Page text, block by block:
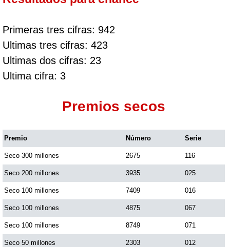
Primeras tres cifras: 942
Ultimas tres cifras: 423
Ultimas dos cifras: 23
Ultima cifra: 3
Premios secos
Premio Número Serie
Seco 300 millones 2675 116
Seco 200 millones 3935 025
Seco 100 millones 7409 016
Seco 100 millones 4875 067
Seco 100 millones 8749 071
Seco 50 millones 2303 012